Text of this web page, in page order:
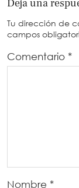
Deja una
Tu dirección de
campos
Comentario *
Nombre *